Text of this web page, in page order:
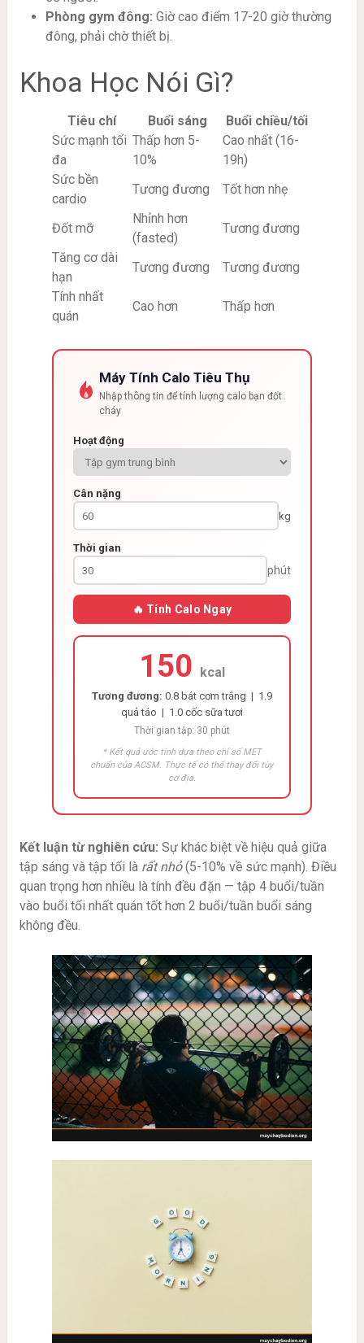
Phòng gym đông: Giờ cao điểm 17-20 giờ thường
đông, phải chờ thiết bị.
Khoa Học Nói Gì?
Tiêu chí Buổi sáng
Buổi chiều/tối
Sức mạnh tối
đa
Thấp hơn 5-
10%
Cao nhất (16-
19h)
Sức bền
cardio
Tương đương Tốt hơn nhẹ
Đốt mỡ
Nhỉnh hơn
(fasted)
Tương đương
Tăng cơ dài
hạn
Tương đương
Tương đương
Tính nhất
quán
Cao hơn Thấp hơn
Máy Tính Calo Tiêu Thụ
Nhập thông tin để tính lượng calo bạn đốt
cháy
Hoạt động
Cân nặng
kg
Thời gian
phút
🔥 Tính Calo Ngay
150 kcal
Tương đương: 0.8 bát cơm trắng | 1.9
quả táo | 1.0 cốc sữa tươi
Thời gian tập: 30 phút
* Kết quả ước tính dựa theo chỉ số MET
chuẩn của ACSM. Thực tế có thể thay đổi tùy
cơ địa.
Kết luận từ nghiên cứu: Sự khác biệt về hiệu quả giữa
tập sáng và tập tối là rất nhỏ(5-10% về sức mạnh). Điều
quan trọng hơn nhiều là tính đều đặn — tập 4 buổi/tuần
vào buổi tối nhất quán tốt hơn 2 buổi/tuần buổi sáng
không đều.